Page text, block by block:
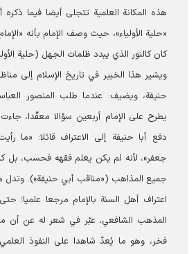
هذه المكانة العلمية تتجلى أيضا فيما
«حلية الأولياء»، حيث وصف الإمام بأنه
كان كالنور الذي يبدد ظلمات الجهل (حلية
ويشير هذا الخبير في تاريخ الإسلام إلى
حنيفة، ويضيف: عندما طلب المنصور
يطرح على الإمام أربعين سؤالا معقّدا،
دفع أبا حنيفة إلى الاعتراف قائلا: «ما
جعفر»، لأنه لم يكن يعلم فقهه فحسب، بل
جميع المذاهب («مناقب أبي حنيفة»). وتدل
اعتراف أهل السنة بالإمام مرجعا علميا؛
المذهب الشافعي، عبّر في شعر له عن أن
فخر، وهو ما يُعدّ شاهدا على النفوذ العلمي